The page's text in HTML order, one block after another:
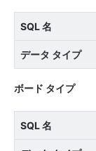
SQL 名
データ タイプ
ボード タイプ
SQL 名